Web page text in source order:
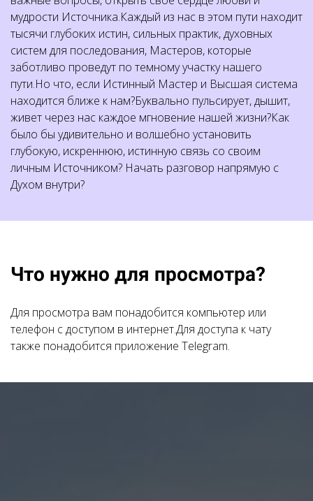
мудрости Источника.Каждый из нас в этом пути находит
тысячи глубоких истин, сильных практик, духовных
систем для последования, Мастеров, которые
заботливо проведут по темному участку нашего
пути.Но что, если Истинный Мастер и Высшая система
находится ближе к нам?Буквально пульсирует, дышит,
живет через нас каждое мгновение нашей жизни?Как
было бы удивительно и волшебно установить
глубокую, искреннюю, истинную связь со своим
личным Источником? Начать разговор напрямую с
Духом внутри?
Что нужно для просмотра?
Для просмотра вам понадобится компьютер или
телефон с доступом в интернет.Для доступа к чату
также понадобится приложение Telegram.